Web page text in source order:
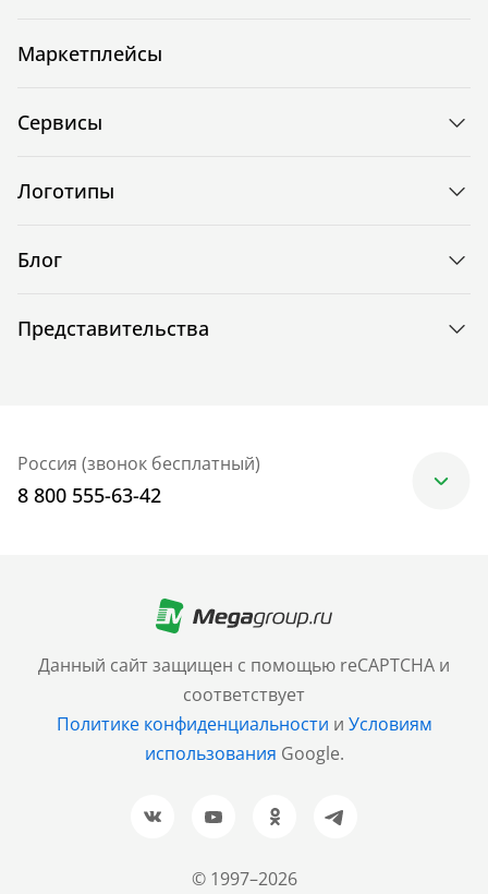
© 1997–2026
Данный сайт защищен с помощью reCAPTCHA и
соответствует
Политике конфиденциальности и Условиям
использования Google.
Маркетплейсы
Сервисы
Логотипы
Блог
Представительства
Россия (звонок бесплатный)
8 800 555-63-42
+7 (499) 705-30-10
Санкт-Петербург
+7 (812) 600-77-33
Барнаул
+7 (961) 999-93-93
Новосибирск